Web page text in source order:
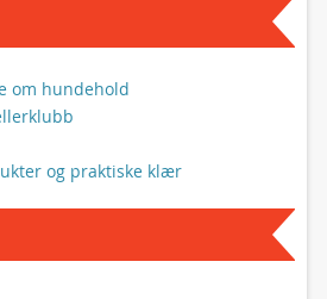
om hundehold
og praktiske klær